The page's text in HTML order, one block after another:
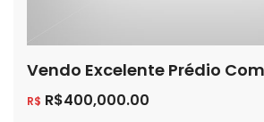
R$ R$400,000.00